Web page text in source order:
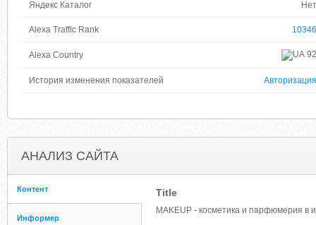
Яндекс Каталог Нет
Alexa Traffic Rank 10346
Alexa Country 92
История изменения показателей Авторизация
АНАЛИЗ САЙТА
Контент
Информер
Title
MAKEUP - косметика и парфюмерия в